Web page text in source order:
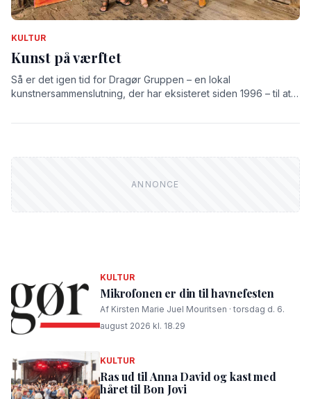
KULTUR
Kunst på værftet
Så er det igen tid for Dragør Gruppen – en lokal
kunstnersammenslutning, der har eksisteret siden 1996 – til at
KULTUR
Mikrofonen er din til havnefesten
Af Kirsten Marie Juel Mouritsen · torsdag d. 6.
august 2026 kl. 18.29
KULTUR
Ras ud til Anna David og kast med
håret til Bon Jovi